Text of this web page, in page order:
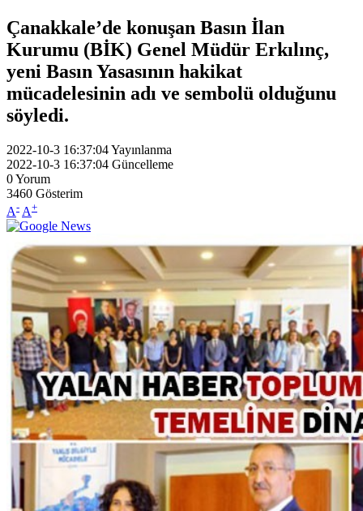
Çanakkale’de konuşan Basın İlan
Kurumu (BİK) Genel Müdür Erkılınç,
yeni Basın Yasasının hakikat
mücadelesinin adı ve sembolü olduğunu
söyledi.
2022-10-3 16:37:04Yayınlanma
2022-10-3 16:37:04 Güncelleme
0Yorum
3460 Gösterim
A- A+